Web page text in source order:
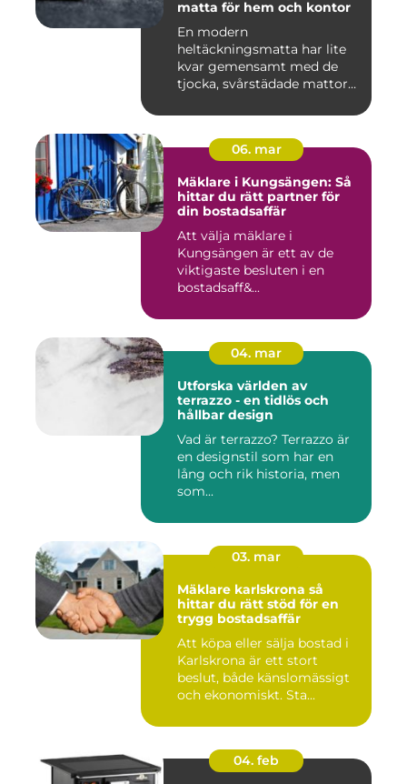
matta för hem och kontor
En modern
heltäckningsmatta har lite
kvar gemensamt med de
tjocka, svårstädade mattor
06. mar
Mäklare i Kungsängen: Så
hittar du rätt partner för
din bostadsaffär
Att välja mäklare i
Kungsängen är ett av de
viktigaste besluten i en
bostadsaff&...
04. mar
Utforska världen av
terrazzo - en tidlös och
hållbar design
Vad är terrazzo? Terrazzo är
en designstil som har en
lång och rik historia, men
som...
03. mar
Mäklare karlskrona så
hittar du rätt stöd för en
trygg bostadsaffär
Att köpa eller sälja bostad i
Karlskrona är ett stort
beslut, både känslomässigt
och ekonomiskt. Sta...
04. feb